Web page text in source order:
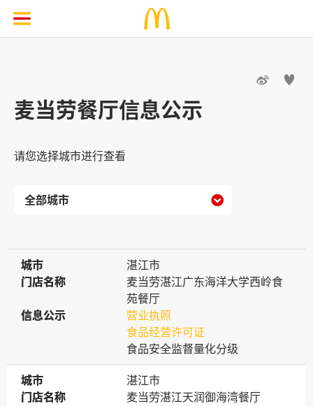
 
麦当劳餐厅信息公示
请您选择城市进行查看

城市
城市
湛江市
门店名称
门店名称
麦当劳湛江广东海洋大学西岭食
苑餐厅
信息公示
信息公示
营业执照
食品经营许可证
食品安全监督量化分级
城市
城市
湛江市
门店名称
门店名称
麦当劳湛江天润御海湾餐厅